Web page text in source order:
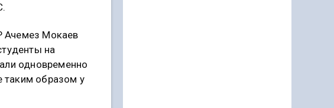
Ачемез Мокаев
на
одновременно
таким образом у